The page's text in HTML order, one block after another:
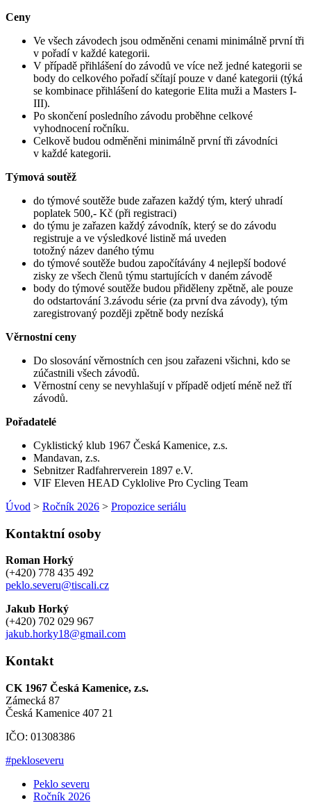
Ceny
Ve všech závodech jsou odměněni cenami minimálně první tři
v pořadí v každé kategorii.
V případě přihlášení do závodů ve více než jedné kategorii se
body do celkového pořadí sčítají pouze v dané kategorii (týká
se kombinace přihlášení do kategorie Elita muži a Masters I-
III).
Po skončení posledního závodu proběhne celkové
vyhodnocení ročníku.
Celkově budou odměněni minimálně první tři závodníci
v každé kategorii.
Týmová soutěž
do týmové soutěže bude zařazen každý tým, který uhradí
poplatek 500,- Kč (při registraci)
do týmu je zařazen každý závodník, který se do závodu
registruje a ve výsledkové listině má uveden
totožný název daného týmu
do týmové soutěže budou započítávány 4 nejlepší bodové
zisky ze všech členů týmu startujících v daném závodě
body do týmové soutěže budou přiděleny zpětně, ale pouze
do odstartování 3.závodu série (za první dva závody), tým
zaregistrovaný později zpětně body nezíská
Věrnostníceny
Do slosování věrnostních cen jsou zařazeni všichni, kdo se
zúčastnili všech závodů.
Věrnostní ceny se nevyhlašují v případě odjetí méně než tří
závodů.
Pořadatelé
Cyklistický klub 1967 Česká Kamenice, z.s.
Mandavan, z.s.
Sebnitzer Radfahrerverein 1897 e.V.
VIF Eleven HEAD Cyklolive Pro Cycling Team
Úvod > Ročník 2026 > Propozice seriálu
Kontaktní osoby
Roman Horký
(+420) 778 435 492
peklo.severu@tiscali.cz
Jakub Horký
(+420) 702 029 967
jakub.horky18@gmail.com
Kontakt
CK 1967 Česká Kamenice, z.s.
Zámecká 87
Česká Kamenice 407 21
IČO: 01308386
#pekloseveru
Peklo severu
Ročník 2026